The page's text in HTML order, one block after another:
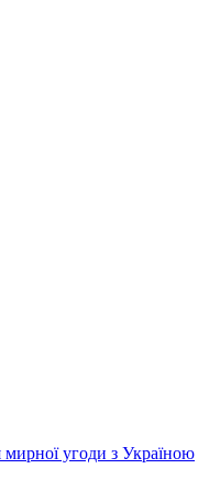
мирної угоди з Україною